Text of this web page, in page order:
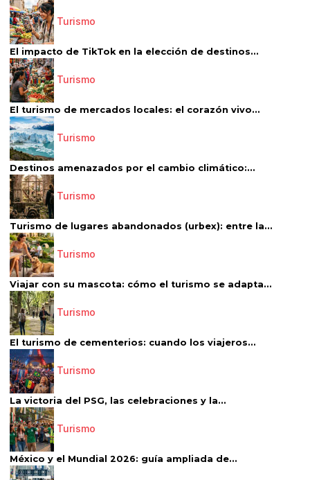
Turismo
El impacto de TikTok en la elección de destinos...
Turismo
El turismo de mercados locales: el corazón vivo...
Turismo
Destinos amenazados por el cambio climático:...
Turismo
Turismo de lugares abandonados (urbex): entre la...
Turismo
Viajar con su mascota: cómo el turismo se adapta...
Turismo
El turismo de cementerios: cuando los viajeros...
Turismo
La victoria del PSG, las celebraciones y la...
Turismo
México y el Mundial 2026: guía ampliada de...